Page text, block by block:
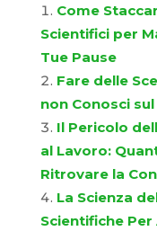
Come
Scientifici per
Tue Pause
Fare delle
non Conosci
Il Pericolo
al Lavoro:
Ritrovare la
La Scienza
Scientifiche